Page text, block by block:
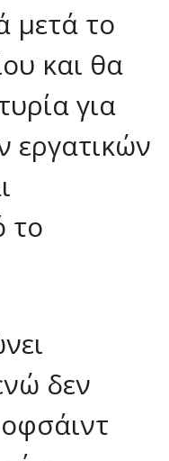
μετά το
και θα
για
εργατικών
το
δεν
οφσάιντ